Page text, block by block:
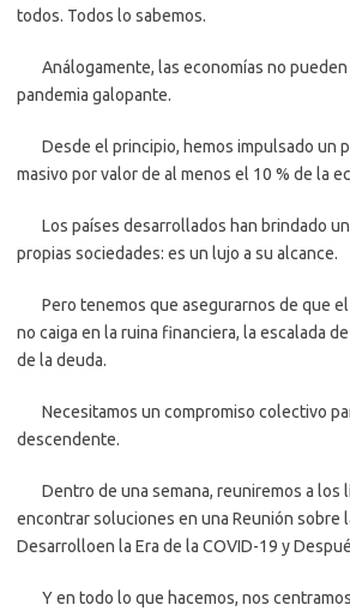
todos. Todos lo sabemos.
Análogamente, las economías no pueden
pandemia galopante.
Desde el principio, hemos impulsado un
masivo por valor de al menos el 10 % de la
Los países desarrollados han brindado un
propias sociedades: es un lujo a su alcance.
Pero tenemos que asegurarnos de que
no caiga en la ruina financiera, la escalada
de la deuda.
Necesitamos un compromiso colectivo
descendente.
Dentro de una semana, reuniremos a los
encontrar soluciones en una Reunión sobre
Desarrolloen la Era de la COVID-19 y
Y en todo lo que hacemos, nos